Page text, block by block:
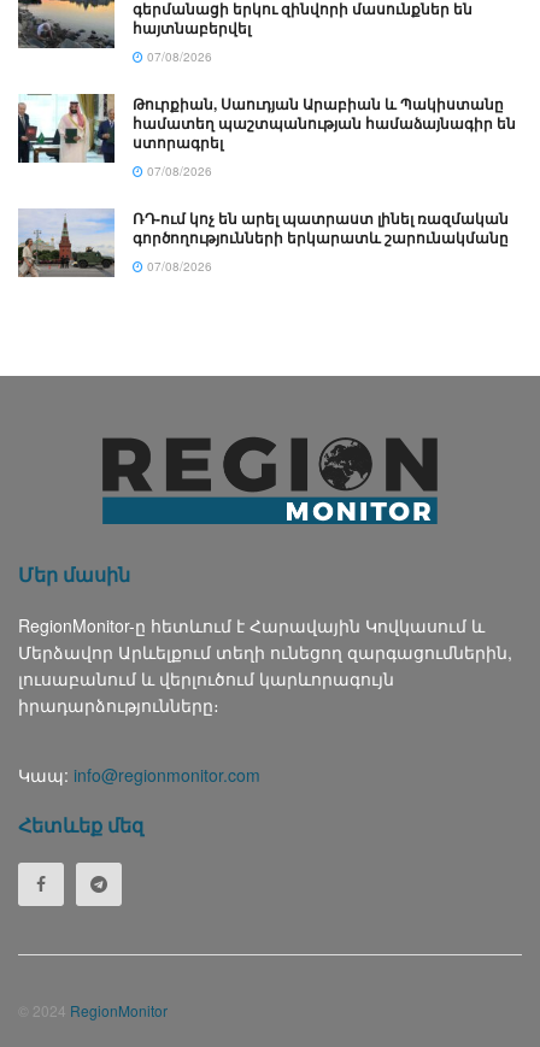
գերմանացի երկու զինվորի մասունքներ են
հայտնաբերվել
07/08/2026
Թուրքիան, Սաուդյան Արաբիան և Պակիստանը
համատեղ պաշտպանության համաձայնագիր են
ստորագրել
07/08/2026
ՌԴ-ում կոչ են արել պատրաստ լինել ռազմական
գործողությունների երկարատև շարունակմանը
07/08/2026
Մեր մասին
RegionMonitor-ը հետևում է Հարավային Կովկասում և
Մերձավոր Արևելքում տեղի ունեցող զարգացումներին,
լուսաբանում և վերլուծում կարևորագույն
իրադարձությունները։
Կապ: info@regionmonitor.com
Հետևեք մեզ
© 2024 RegionMonitor